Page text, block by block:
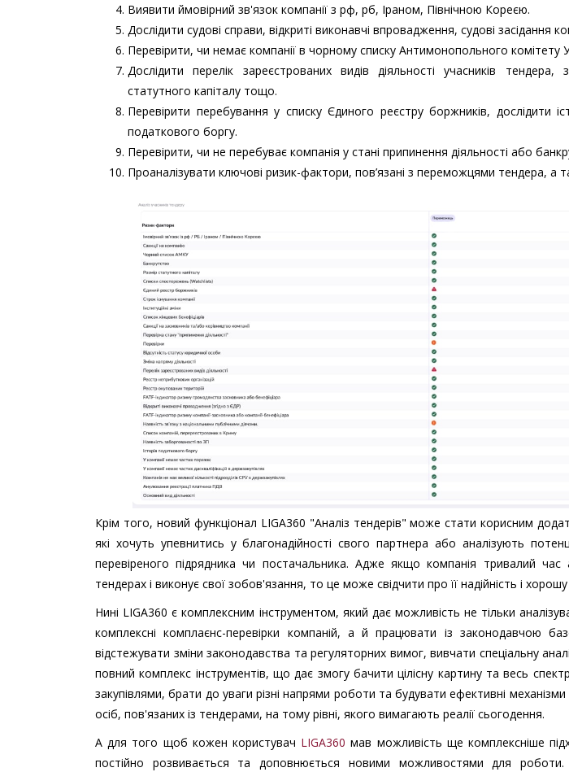
Виявити ймовірний зв'язок компанії з рф, рб, Іраном, Північною Кореєю.
Дослідити судові справи, відкриті виконавчі впровадження, судові засідання
Перевірити, чи немає компанії в чорному списку Антимонопольного комітету
Дослідити перелік зареєстрованих видів діяльності учасників тендера,
статутного капіталу тощо.
Перевірити перебування у списку Єдиного реєстру боржників, дослідити
податкового боргу.
Перевірити, чи не перебуває компанія у стані припинення діяльності або
Проаналізувати ключові ризик-фактори, пов’язані з переможцями тендера, а
Крім того, новий функціонал LIGA360 "Аналіз тендерів" може стати корисним
які хочуть упевнитись у благонадійності свого партнера або аналізують
перевіреного підрядника чи постачальника. Адже якщо компанія тривалий
тендерах і виконує свої зобов'язання, то це може свідчити про її надійність і
Нині LIGA360 є комплексним інструментом, який дає можливість не тільки
комплексні комплаєнс-перевірки компаній, а й працювати із законодавчою
відстежувати зміни законодавства та регуляторних вимог, вивчати спеціальну
повний комплекс інструментів, що дає змогу бачити цілісну картину та весь
закупівлями, брати до уваги різні напрями роботи та будувати ефективні механізми
осіб, пов'язаних із тендерами, на тому рівні, якого вимагають реалії сьогодення.
А для того щоб кожен користувач LIGA360 мав можливість ще комплексніше
постійно розвивається та доповнюється новими можливостями для роботи.